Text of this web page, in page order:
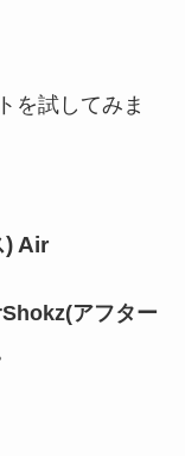
を試してみま
) Air
アフター